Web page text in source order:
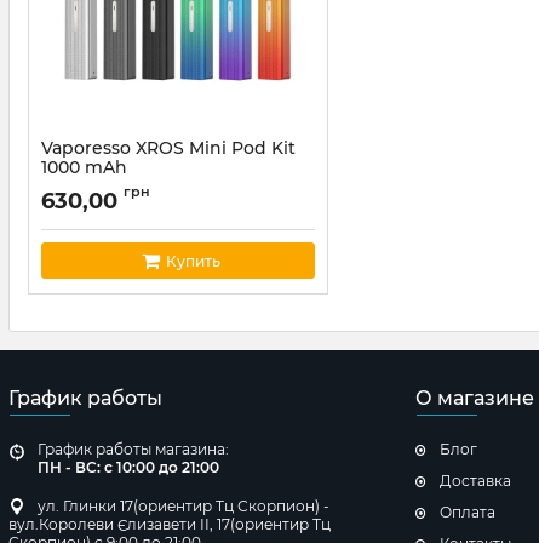
Vaporesso XROS Mini Pod Kit
1000 mAh
Артикул:vapor03
630,00 грн
Купить
График работы
График работы магазина:
ПН - ВС: с 10:00 до 21:00
ул. Глинки 17(ориентир Тц Скорпион) -
вул.Королеви Єлизавети ІІ, 17(ориентир Тц
О магазине
Блог
Доставка
Оплата